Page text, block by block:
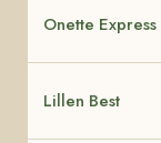
Onette Express
Lillen Best